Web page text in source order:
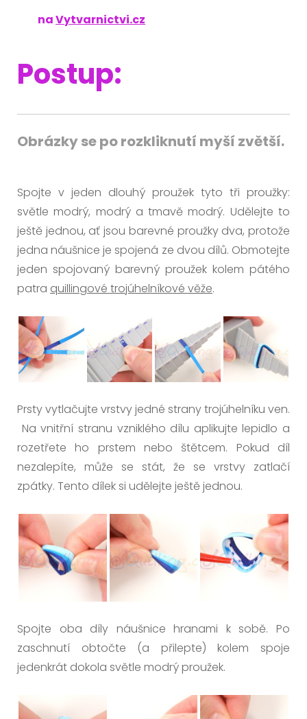
naVytvarnictvi.cz
Postup:
Obrázky se po rozkliknutí myší zvětší.
Spojte v jeden dlouhý proužek tyto tři proužky:
světle modrý, modrý a tmavě modrý. Udělejte to
ještě jednou, ať jsou barevné proužky dva, protože
jedna náušnice je spojená ze dvou dílů. Obmotejte
jeden spojovaný barevný proužek kolem pátého
patra quillingové trojúhelníkové věže.
Prsty vytlačujte vrstvy jedné strany trojúhelníku ven.
Na vnitřní stranu vzniklého dílu aplikujte lepidlo a
rozetřete ho prstem nebo štětcem. Pokud díl
nezalepíte, může se stát, že se vrstvy zatlačí
zpátky. Tento dílek si udělejte ještě jednou.
Spojte oba díly náušnice hranami k sobě. Po
zaschnutí obtočte (a přilepte) kolem spoje
jedenkrát dokola světle modrý proužek.